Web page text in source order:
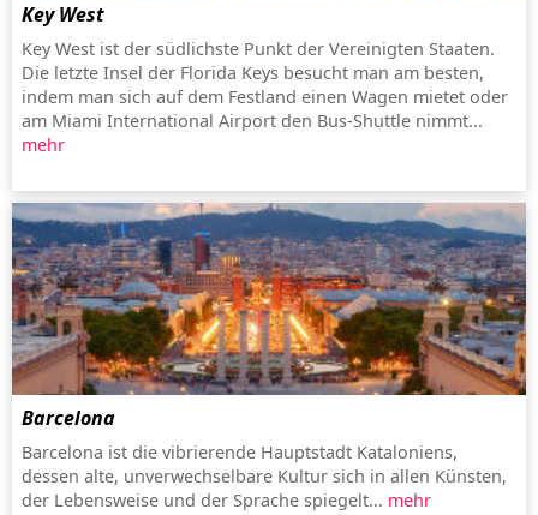
Key West
Key West ist der südlichste Punkt der Vereinigten Staaten.
Die letzte Insel der Florida Keys besucht man am besten,
indem man sich auf dem Festland einen Wagen mietet oder
am Miami International Airport den Bus-Shuttle nimmt...
mehr
Barcelona
Barcelona ist die vibrierende Hauptstadt Kataloniens,
dessen alte, unverwechselbare Kultur sich in allen Künsten,
der Lebensweise und der Sprache spiegelt... mehr